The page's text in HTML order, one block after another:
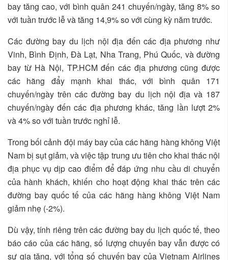
bay tăng cao, với bình quân 241 chuyến/ngày, tăng 8% so
với tuần trước lễ và tăng 14,9% so với cùng kỳ năm trước.
Các đường bay du lịch nội địa đến các địa phương như
Vinh, Bình Định, Đà Lạt, Nha Trang, Phú Quốc, và đường
bay từ Hà Nội, TP.HCM đến các địa phương cũng được
các hãng đẩy mạnh khai thác, với bình quân 171
chuyến/ngày trên các đường bay du lịch nội địa và 187
chuyến/ngày đến các địa phương khác, tăng lần lượt 2%
và 4% so với tuần trước nghỉ lễ.
Trong bối cảnh đội máy bay của các hãng hàng không Việt
Nam bị sụt giảm, và việc tập trung ưu tiên cho khai thác nội
địa phục vụ dịp cao điểm để đáp ứng nhu cầu di chuyển
của hành khách, khiến cho hoạt động khai thác trên các
đường bay quốc tế của các hãng hàng không Việt Nam
giảm nhẹ (-2%).
Dù vậy, tính riêng trên các đường bay du lịch quốc tế, theo
báo cáo của các hãng, số lượng chuyến bay vẫn được có
sự gia tăng, với tổng số chuyến bay của Vietnam Airlines